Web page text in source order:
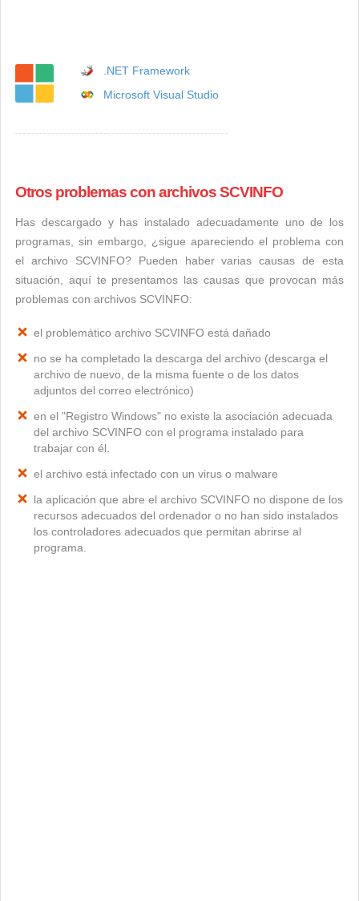
.NET Framework
Microsoft Visual Studio
Otros problemas con archivos SCVINFO
Has descargado y has instalado adecuadamente uno de los
programas, sin embargo, ¿sigue apareciendo el problema con
el archivo SCVINFO? Pueden haber varias causas de esta
situación, aquí te presentamos las causas que provocan más
problemas con archivos SCVINFO:
el problemático archivo SCVINFO está dañado
no se ha completado la descarga del archivo (descarga el
archivo de nuevo, de la misma fuente o de los datos
adjuntos del correo electrónico)
en el "Registro Windows" no existe la asociación adecuada
del archivo SCVINFO con el programa instalado para
trabajar con él.
el archivo está infectado con un virus o malware
la aplicación que abre el archivo SCVINFO no dispone de los
recursos adecuados del ordenador o no han sido instalados
los controladores adecuados que permitan abrirse al
programa.